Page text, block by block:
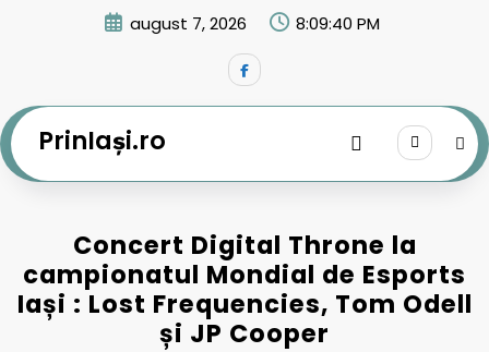
august 7, 2026 8:09:41 PM
PrinIași.ro
Concert Digital Throne la
campionatul Mondial de Esports
Iași : Lost Frequencies, Tom Odell
și JP Cooper